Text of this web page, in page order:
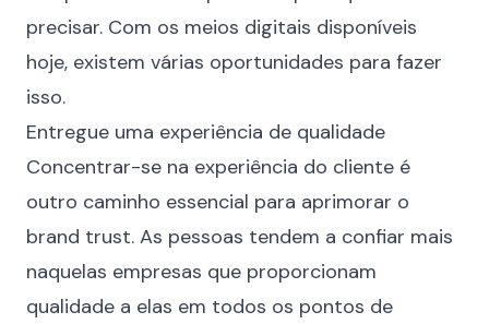
precisar. Com os meios digitais disponíveis
hoje, existem várias oportunidades para fazer
isso.
Entregue uma experiência de qualidade
Concentrar-se na experiência do cliente é
outro caminho essencial para aprimorar o
brand trust. As pessoas tendem a confiar mais
naquelas empresas que proporcionam
qualidade a elas em todos os pontos de